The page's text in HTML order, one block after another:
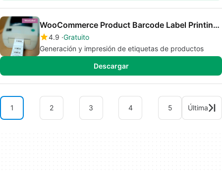
WooCommerce Product Barcode Label Printing 8211 Woolabel
4.9 Gratuito
Generación y impresión de etiquetas de productos
Descargar
1 2 3 4 5 Última